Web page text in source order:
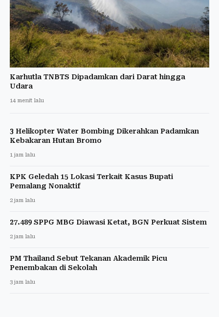
Karhutla TNBTS Dipadamkan dari Darat hingga
Udara
14 menit lalu
3 Helikopter Water Bombing Dikerahkan Padamkan
Kebakaran Hutan Bromo
1 jam lalu
KPK Geledah 15 Lokasi Terkait Kasus Bupati
Pemalang Nonaktif
2 jam lalu
27.489 SPPG MBG Diawasi Ketat, BGN Perkuat Sistem
2 jam lalu
PM Thailand Sebut Tekanan Akademik Picu
Penembakan di Sekolah
3 jam lalu